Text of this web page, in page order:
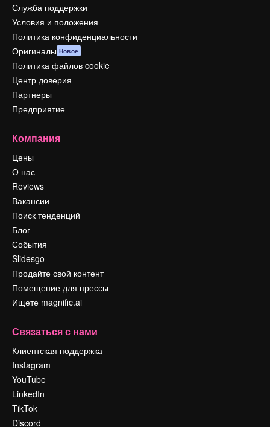
Служба поддержки
Условия и положения
Политика конфиденциальности
Оригиналы Новое
Политика файлов cookie
Центр доверия
Партнеры
Предприятие
Компания
Цены
О нас
Reviews
Вакансии
Поиск тенденций
Блог
События
Slidesgo
Продайте свой контент
Помещение для прессы
Ищете magnific.ai
Связаться с нами
Клиентская поддержка
Instagram
YouTube
LinkedIn
TikTok
Discord